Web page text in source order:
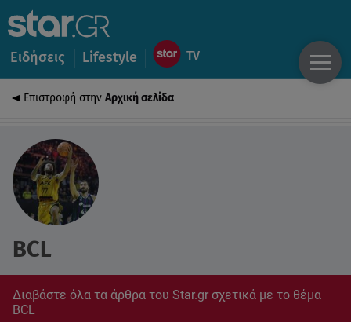
Ειδήσεις Lifestyle
Επιστροφή στην Αρχική σελίδα
BCL
Διαβάστε όλα τα άρθρα του Star.gr σχετικά με το θέμα
BCL